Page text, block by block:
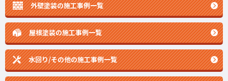
外壁塗装の施工事例一覧
屋根塗装の施工事例一覧
水回り/その他の施工事例一覧